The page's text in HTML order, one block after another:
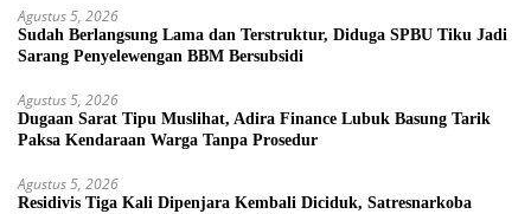
Agustus 5, 2026
Sudah Berlangsung Lama dan Terstruktur, Diduga SPBU Tiku Jadi
Sarang Penyelewengan BBM Bersubsidi
Agustus 5, 2026
Dugaan Sarat Tipu Muslihat, Adira Finance Lubuk Basung Tarik
Paksa Kendaraan Warga Tanpa Prosedur
Agustus 5, 2026
Residivis Tiga Kali Dipenjara Kembali Diciduk, Satresnarkoba